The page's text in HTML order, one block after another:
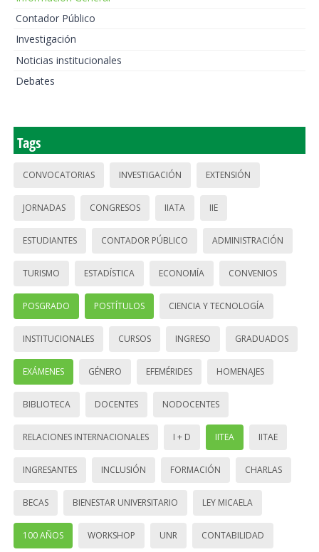
Contador Público
Investigación
Noticias institucionales
Debates
Tags
CONVOCATORIAS INVESTIGACIÓN EXTENSIÓN
JORNADAS CONGRESOS IIATA IIE
ESTUDIANTES CONTADOR PÚBLICO ADMINISTRACIÓN
TURISMO ESTADÍSTICA ECONOMÍA CONVENIOS
POSGRADO POSTÍTULOS CIENCIA Y TECNOLOGÍA
INSTITUCIONALES CURSOS INGRESO GRADUADOS
EXÁMENES GÉNERO EFEMÉRIDES HOMENAJES
BIBLIOTECA DOCENTES NODOCENTES
RELACIONES INTERNACIONALES I + D IITEA IITAE
INGRESANTES INCLUSIÓN FORMACIÓN CHARLAS
BECAS BIENESTAR UNIVERSITARIO LEY MICAELA
100 AÑOS WORKSHOP UNR CONTABILIDAD